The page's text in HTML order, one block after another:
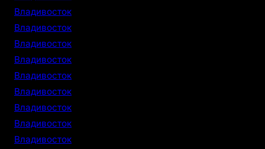
Владивосток
Владивосток
Владивосток
Владивосток
Владивосток
Владивосток
Владивосток
Владивосток
Владивосток